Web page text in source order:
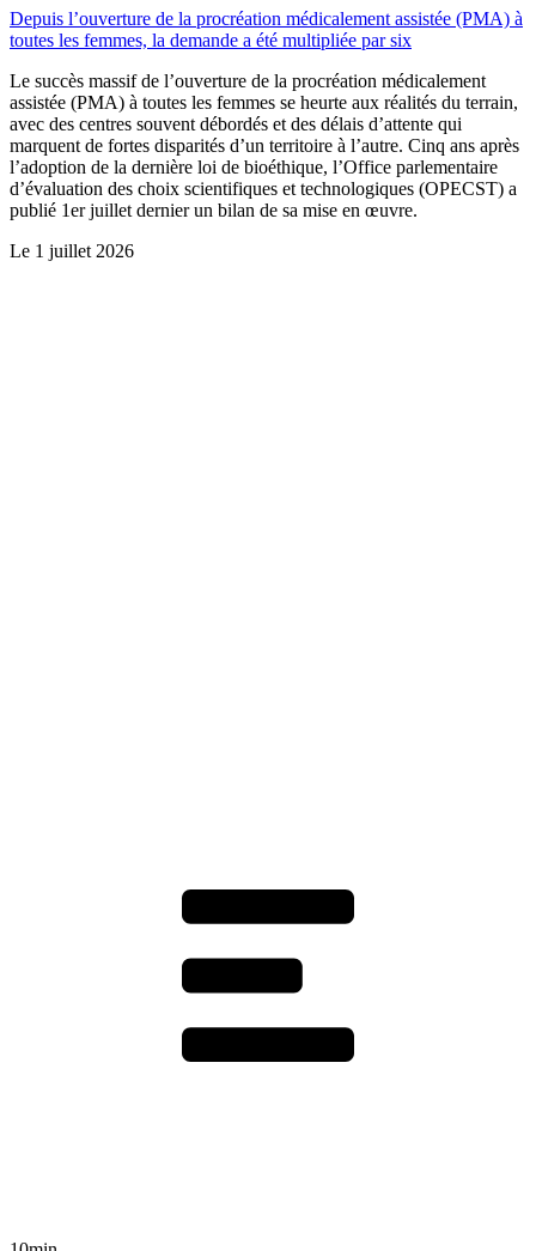
Depuis l’ouverture de la procréation médicalement assistée (PMA) à
toutes les femmes, la demande a été multipliée par six
Le succès massif de l’ouverture de la procréation médicalement
assistée (PMA) à toutes les femmes se heurte aux réalités du terrain,
avec des centres souvent débordés et des délais d’attente qui
marquent de fortes disparités d’un territoire à l’autre. Cinq ans après
l’adoption de la dernière loi de bioéthique, l’Office parlementaire
d’évaluation des choix scientifiques et technologiques (OPECST) a
publié 1er juillet dernier un bilan de sa mise en œuvre.
Le 1 juillet 2026